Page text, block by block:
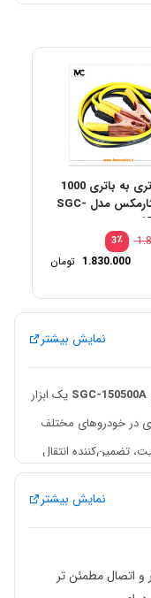
کابل باتری به باتری 1000
آمپر استارمکس مدل SGC-
٪3
1.830.000 تومان
نمایش بیشتر
یک ابزار
در خودروهای مختلف
تضمین‌کننده انتقال
توان بالا و انتقال
بهتر دارند و از لحاظ
افزایش عمر مفید و
نمایش بیشتر
و اتصال مطمئن تر